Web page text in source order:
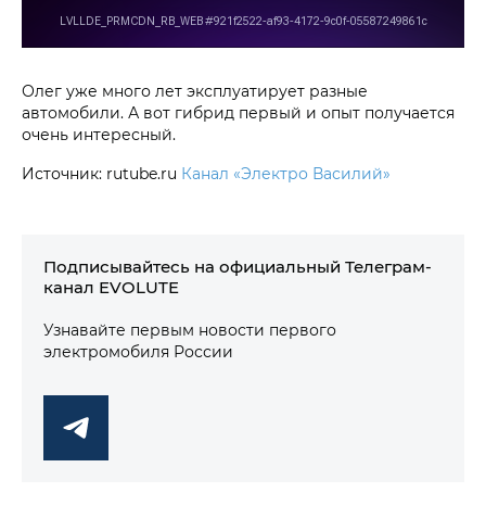
Олег уже много лет эксплуатирует разные
автомобили. А вот гибрид первый и опыт получается
очень интересный.
Источник: rutube.ru Канал «Электро Василий»
Подписывайтесь на официальный Телеграм-
канал EVOLUTE
Узнавайте первым новости первого
электромобиля России